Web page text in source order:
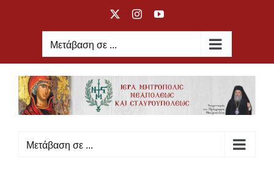
X InstagramYouTube
Μετάβαση σε ...
Μετάβαση σε ...